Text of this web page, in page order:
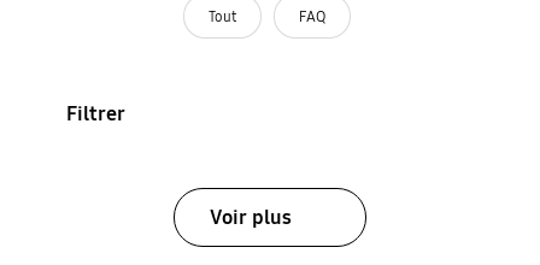
Tout FAQ
Filtrer
Voir plus